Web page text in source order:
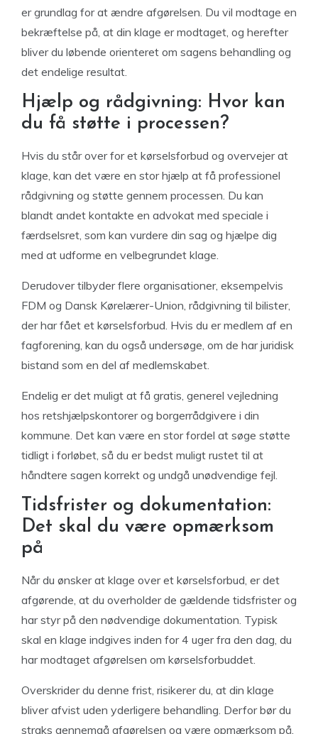
er grundlag for at ændre afgørelsen. Du vil modtage en
bekræftelse på, at din klage er modtaget, og herefter
bliver du løbende orienteret om sagens behandling og
det endelige resultat.
Hjælp og rådgivning: Hvor kan
du få støtte i processen?
Hvis du står over for et kørselsforbud og overvejer at
klage, kan det være en stor hjælp at få professionel
rådgivning og støtte gennem processen. Du kan
blandt andet kontakte en advokat med speciale i
færdselsret, som kan vurdere din sag og hjælpe dig
med at udforme en velbegrundet klage.
Derudover tilbyder flere organisationer, eksempelvis
FDM og Dansk Kørelærer-Union, rådgivning til bilister,
der har fået et kørselsforbud. Hvis du er medlem af en
fagforening, kan du også undersøge, om de har juridisk
bistand som en del af medlemskabet.
Endelig er det muligt at få gratis, generel vejledning
hos retshjælpskontorer og borgerrådgivere i din
kommune. Det kan være en stor fordel at søge støtte
tidligt i forløbet, så du er bedst muligt rustet til at
håndtere sagen korrekt og undgå unødvendige fejl.
Tidsfrister og dokumentation:
Det skal du være opmærksom
på
Når du ønsker at klage over et kørselsforbud, er det
afgørende, at du overholder de gældende tidsfrister og
har styr på den nødvendige dokumentation. Typisk
skal en klage indgives inden for 4 uger fra den dag, du
har modtaget afgørelsen om kørselsforbuddet.
Overskrider du denne frist, risikerer du, at din klage
bliver afvist uden yderligere behandling. Derfor bør du
straks gennemgå afgørelsen og være opmærksom på,